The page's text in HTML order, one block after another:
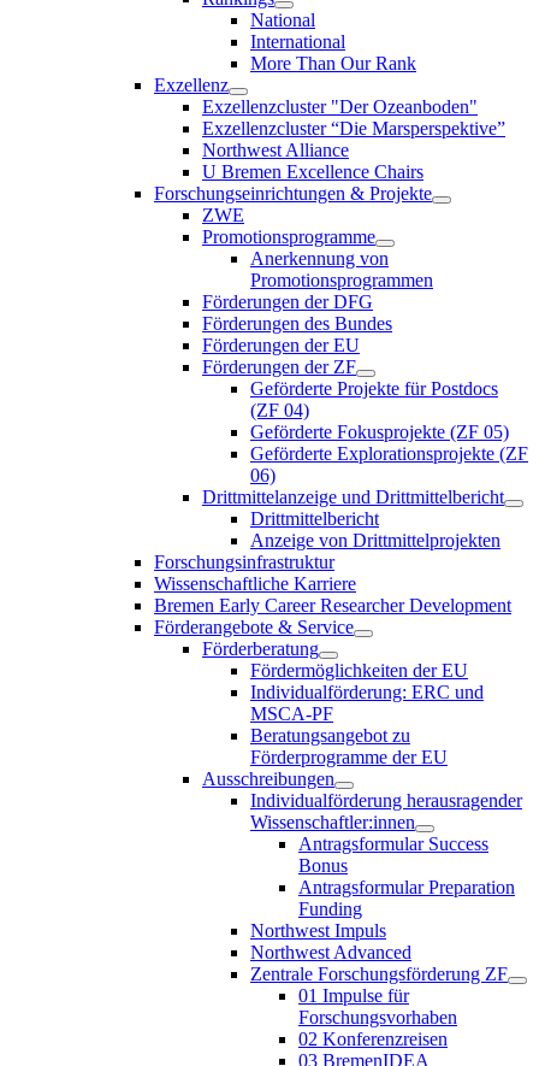
National
International
More Than Our Rank
Exzellenz
Exzellenzcluster "Der Ozeanboden"
Exzellenzcluster “Die Marsperspektive”
Northwest Alliance
U Bremen Excellence Chairs
Forschungseinrichtungen & Projekte
ZWE
Promotionsprogramme
Anerkennung von
Promotionsprogrammen
Förderungen der DFG
Förderungen des Bundes
Förderungen der EU
Förderungen der ZF
Geförderte Projekte für Postdocs
(ZF 04)
Geförderte Fokusprojekte (ZF 05)
Geförderte Explorationsprojekte (ZF
06)
Drittmittelanzeige und Drittmittelbericht
Drittmittelbericht
Anzeige von Drittmittelprojekten
Forschungsinfrastruktur
Wissenschaftliche Karriere
Bremen Early Career Researcher Development
Förderangebote & Service
Förderberatung
Fördermöglichkeiten der EU
Individualförderung: ERC und
MSCA-PF
Beratungsangebot zu
Förderprogramme der EU
Ausschreibungen
Individualförderung herausragender
Wissenschaftler:innen
Antragsformular Success
Bonus
Antragsformular Preparation
Funding
Northwest Impuls
Northwest Advanced
Zentrale Forschungsförderung ZF
01 Impulse für
Forschungsvorhaben
02 Konferenzreisen
03 BremenIDEA